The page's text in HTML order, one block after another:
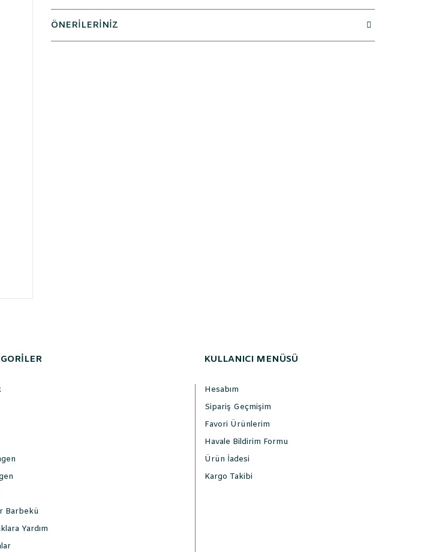
ÖNERİLERİNİZ
Barbekü
Yardım
KULLANICI MENÜSÜ
Hesabım
Sipariş Geçmişim
Favori Ürünlerim
Havale Bildirim Formu
Ürün İadesi
Kargo Takibi